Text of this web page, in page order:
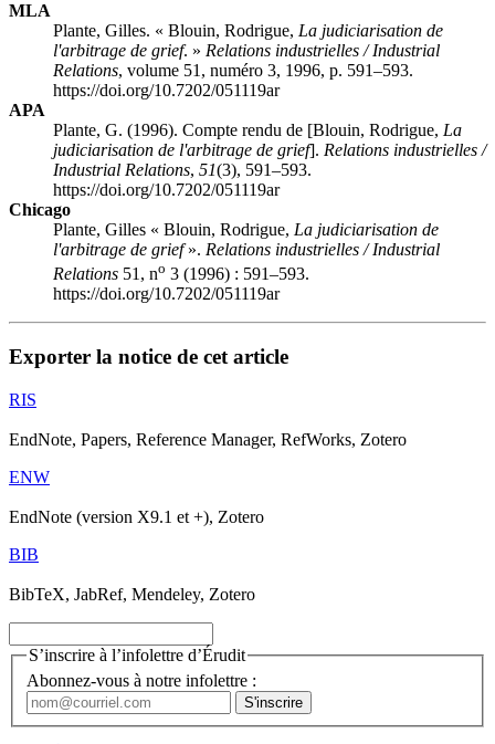
MLA
Plante, Gilles. « Blouin, Rodrigue, La judiciarisation de
l'arbitrage de grief. » Relations industrielles / Industrial
Relations, volume 51, numéro 3, 1996, p. 591–593.
https://doi.org/10.7202/051119ar
APA
Plante, G. (1996). Compte rendu de [Blouin, Rodrigue, La
judiciarisation de l'arbitrage de grief]. Relations industrielles /
Industrial Relations, 51(3), 591–593.
https://doi.org/10.7202/051119ar
Chicago
Plante, Gilles « Blouin, Rodrigue, La judiciarisation de
l'arbitrage de grief». Relations industrielles / Industrial
Relations 51, no 3 (1996) : 591–593.
https://doi.org/10.7202/051119ar
Exporter la notice de cet article
RIS
EndNote, Papers, Reference Manager, RefWorks, Zotero
ENW
EndNote (version X9.1 et +), Zotero
BIB
BibTeX, JabRef, Mendeley, Zotero
S’inscrire à l’infolettre d’Érudit
Abonnez-vous à notre infolettre :